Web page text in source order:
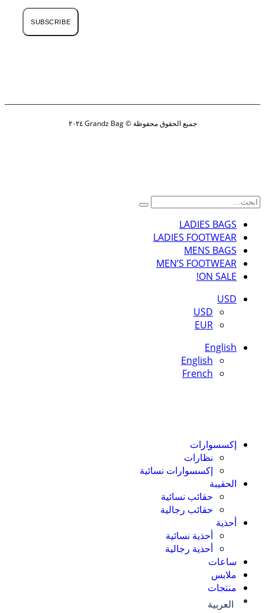
SUBSCRIBE
جميع الحقوق محفوظة © Grandz Bag ٢٠٢٤
LADIES BAGS
LADIES FOOTWEAR
MENS BAGS
MEN’S FOOTWEAR
ON SALE!
USD
USD
EUR
English
English
French
إكسسوارات
نظارات
إكسسوارات نسائية
الحقيبة
حقائب نسائية
حقائب رجالية
أحذية
أحذية نسائية
أحذية رجالية
ساعات
ملابس
منتجات
العربية